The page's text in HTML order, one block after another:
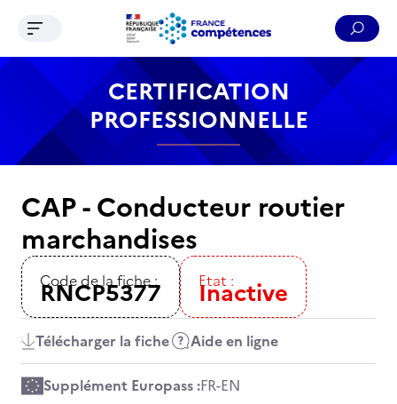
Contenu Recherche Menu Pied de page
Ouvrir le menu de navigation
CERTIFICATION
PROFESSIONNELLE
CAP - Conducteur routier
marchandises
Code de la fiche :
RNCP5377 Etat :
Inactive
Télécharger la fiche Aide en ligne
Supplément Europass :FR-EN